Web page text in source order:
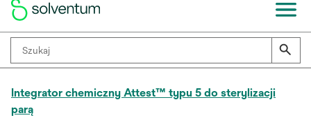
Integrator chemiczny Attest™ typu 5 do sterylizacji
parą